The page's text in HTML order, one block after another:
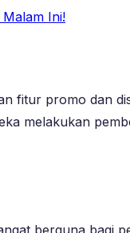
Ini!
fitur promo dan
melakukan
berguna bagi